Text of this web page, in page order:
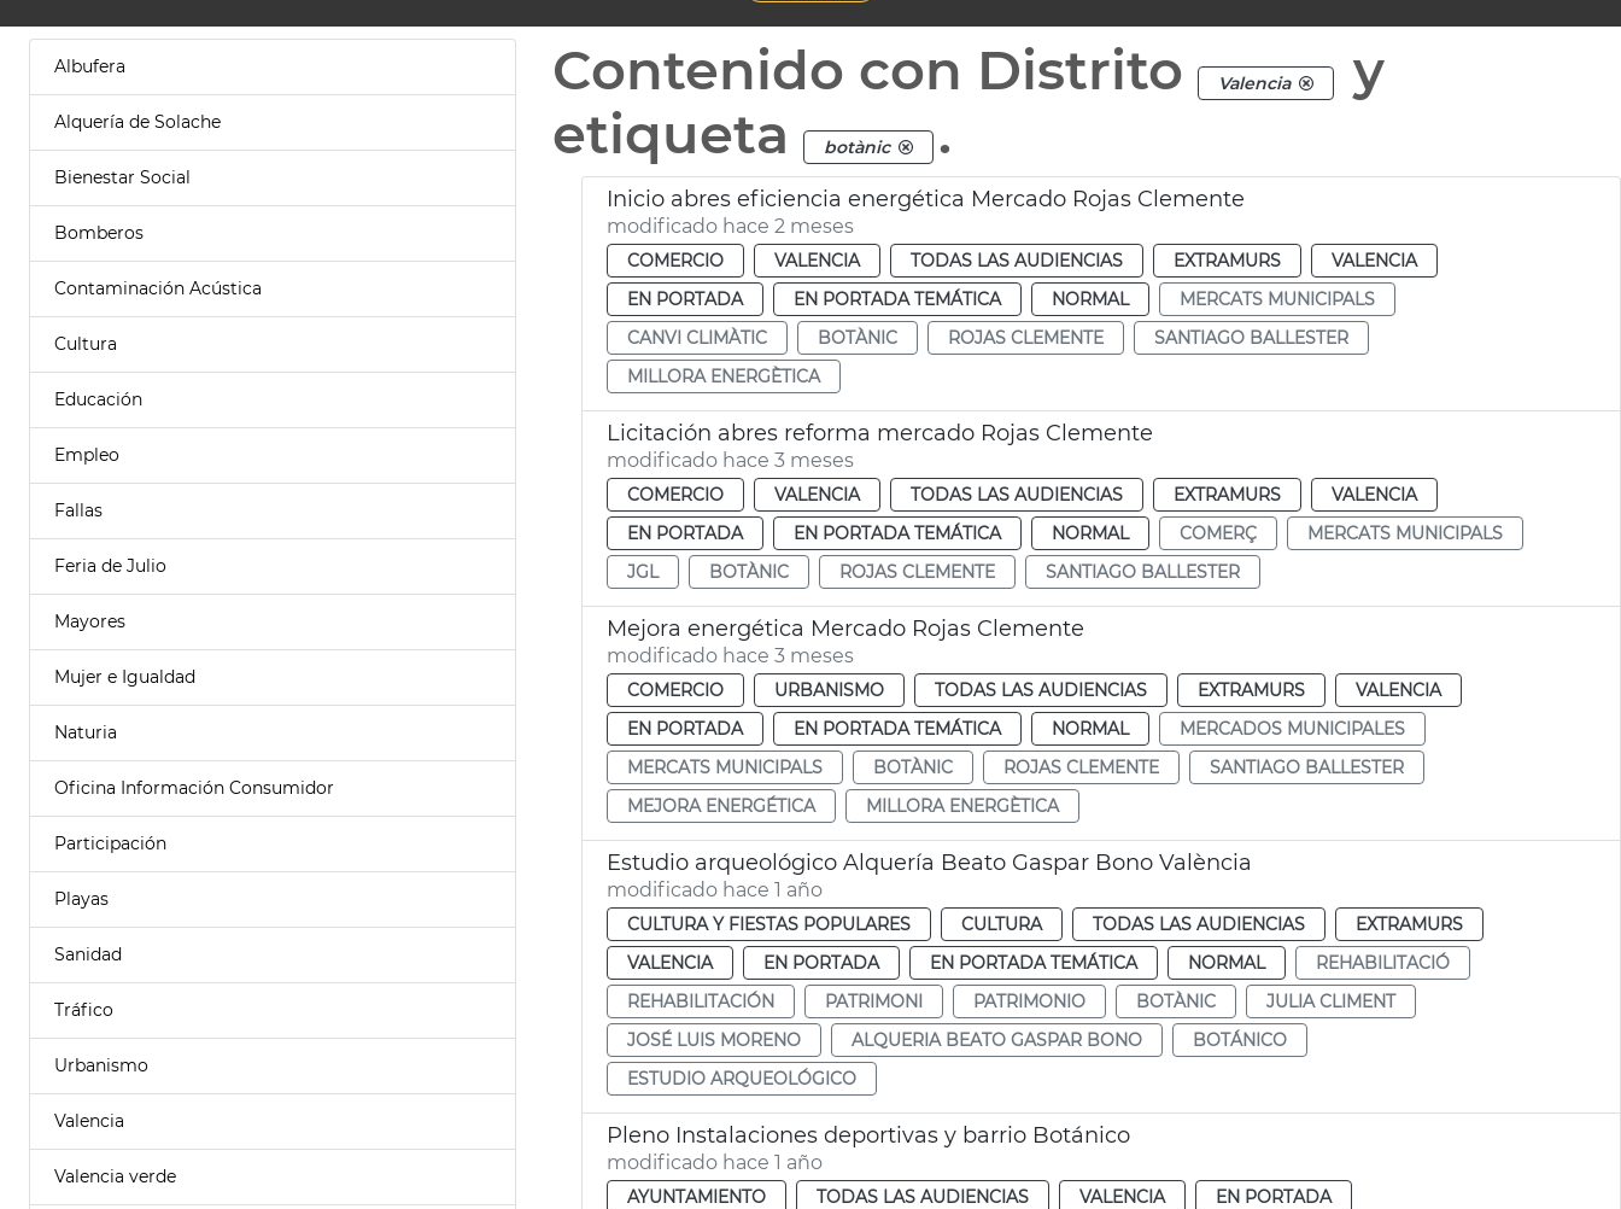
Albufera
Alquería de Solache
Bienestar Social
Bomberos
Contaminación Acústica
Cultura
Educación
Empleo
Fallas
Feria de Julio
Mayores
Mujer e Igualdad
Naturia
Oficina Información Consumidor
Participación
Playas
Sanidad
Tráfico
Urbanismo
Valencia
Valencia verde
Contenido con Distrito Valencia
y
etiqueta
botànic .
Inicio abres eficiencia energética Mercado Rojas Clemente
modificado hace 2 meses
COMERCIO VALENCIA TODAS LAS AUDIENCIAS EXTRAMURS
VALENCIA
EN PORTADA
EN PORTADA TEMÁTICA NORMAL
MERCATS MUNICIPALS
CANVI CLIMÀTIC
BOTÀNIC ROJAS CLEMENTE
SANTIAGO BALLESTER
MILLORA ENERGÈTICA
Licitación abres reforma mercado Rojas Clemente
modificado hace 3 meses
COMERCIO VALENCIA TODAS LAS AUDIENCIAS EXTRAMURS
VALENCIA
EN PORTADA
EN PORTADA TEMÁTICA NORMAL COMERÇ
MERCATS MUNICIPALS
JGL
BOTÀNIC ROJAS CLEMENTE SANTIAGO BALLESTER
Mejora energética Mercado Rojas Clemente
modificado hace 3 meses
COMERCIO URBANISMO TODAS LAS AUDIENCIAS EXTRAMURS
VALENCIA
EN PORTADA
EN PORTADA TEMÁTICA NORMAL
MERCADOS MUNICIPALES
MERCATS MUNICIPALS
BOTÀNIC ROJAS CLEMENTE
SANTIAGO BALLESTER
MEJORA ENERGÉTICA
MILLORA ENERGÈTICA
Estudio arqueológico Alquería Beato Gaspar Bono València
modificado hace 1 año
CULTURA Y FIESTAS POPULARES CULTURA TODAS LAS AUDIENCIAS
EXTRAMURS
VALENCIA
EN PORTADA EN PORTADA TEMÁTICA NORMAL
REHABILITACIÓ
REHABILITACIÓN
PATRIMONI PATRIMONIO BOTÀNIC
JULIA CLIMENT
JOSÉ LUIS MORENO
ALQUERIA BEATO GASPAR BONO
BOTÁNICO
ESTUDIO ARQUEOLÓGICO
Pleno Instalaciones deportivas y barrio Botánico
modificado hace 1 año
AYUNTAMIENTO TODAS LAS AUDIENCIAS VALENCIA
EN PORTADA